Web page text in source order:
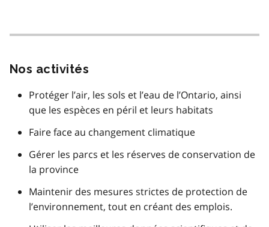
Nos activités
Protéger l’air, les sols et l’eau de l’Ontario, ainsi
que les espèces en péril et leurs habitats
Faire face au changement climatique
Gérer les parcs et les réserves de conservation de
la province
Maintenir des mesures strictes de protection de
l’environnement, tout en créant des emplois.